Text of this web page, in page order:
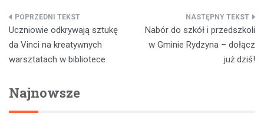
Nawigacja
wpisu
Uczniowie odkrywają sztukę
da Vinci na kreatywnych
warsztatach w bibliotece
Nabór do szkół i przedszkoli
w Gminie Rydzyna – dołącz
już dziś!
Najnowsze